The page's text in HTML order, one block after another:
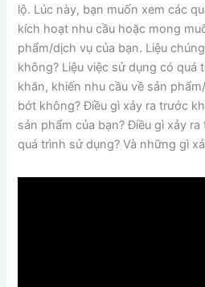
lộ. Lúc này, bạn muốn xem các
kích hoạt nhu cầu hoặc mong
phẩm/dịch vụ của bạn. Liệu
không? Liệu việc sử dụng có quá
khăn, khiến nhu cầu về sản
bớt không? Điều gì xảy ra trước
sản phẩm của bạn? Điều gì xảy
quá trình sử dụng? Và những gì